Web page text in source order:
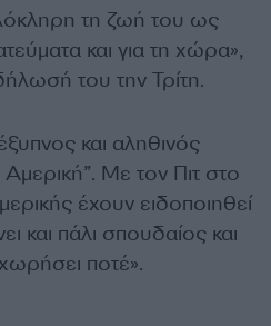
τη ζωή του ως
και για τη χώρα»,
του την Τρίτη.
και αληθινός
Με τον Πιτ στο
έχουν ειδοποιηθεί
και πάλι σπουδαίος και
ποτέ».